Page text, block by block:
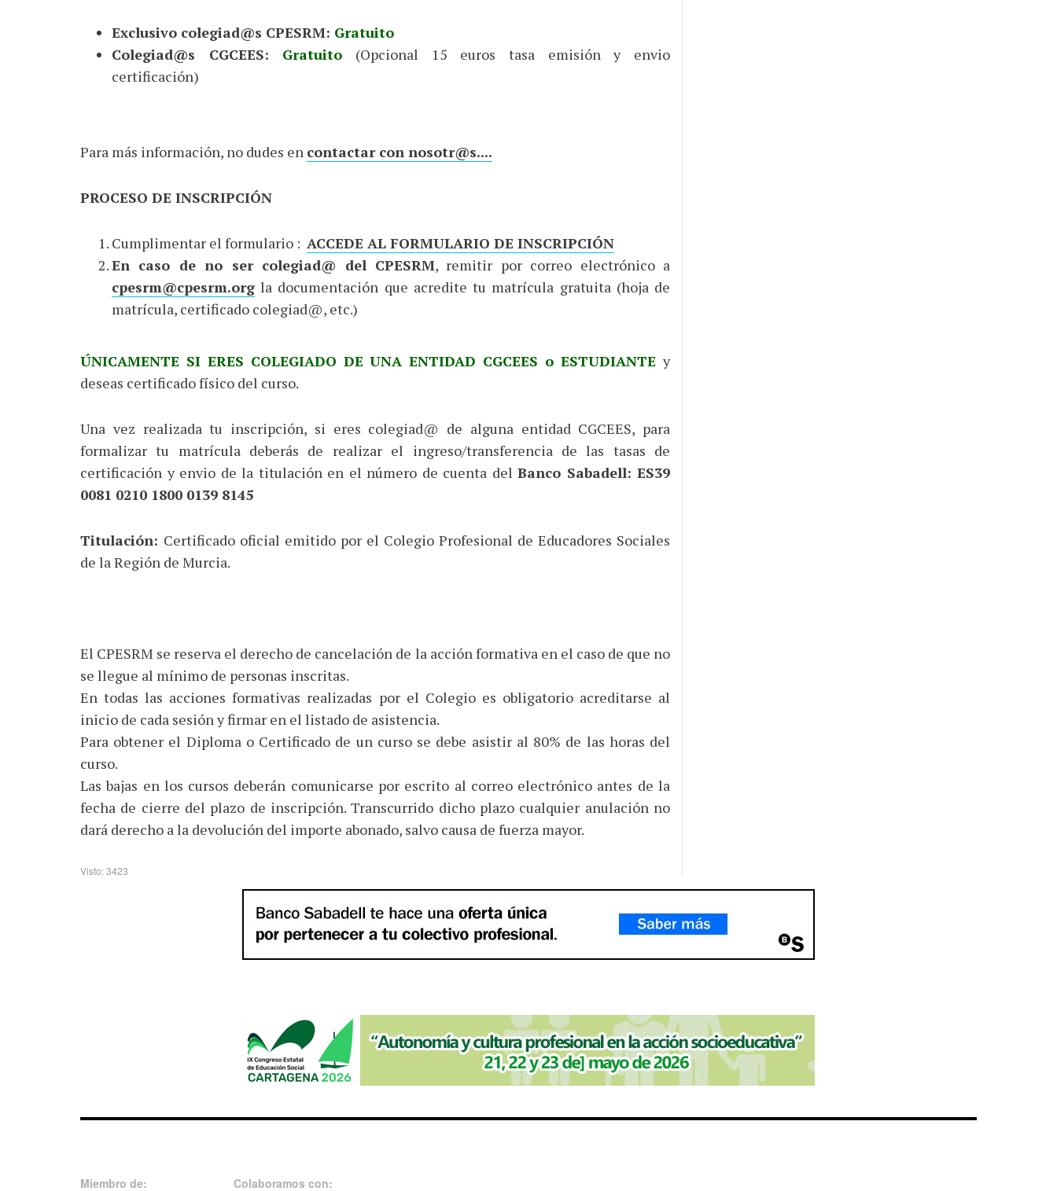
Exclusivo colegiad@s CPESRM: Gratuito
Colegiad@s CGCEES: Gratuito (Opcional 15 euros tasa emisión y envio
certificación)
Para más información, no dudes en contactar con nosotr@s....
PROCESO DE INSCRIPCIÓN
Cumplimentar el formulario : ACCEDE AL FORMULARIO DE INSCRIPCIÓN
En caso de no ser colegiad@ del CPESRM, remitir por correo electrónico a
cpesrm@cpesrm.org la documentación que acredite tu matrícula gratuita (hoja de
matrícula, certificado colegiad@, etc.)
ÚNICAMENTE SI ERES COLEGIADO DE UNA ENTIDAD CGCEES o ESTUDIANTE y
deseas certificado físico del curso.
Una vez realizada tu inscripción, si eres colegiad@ de alguna entidad CGCEES, para
formalizar tu matrícula deberás de realizar el ingreso/transferencia de las tasas de
certificación y envio de la titulación en el número de cuenta del Banco Sabadell: ES39
0081 0210 1800 0139 8145
Titulación: Certificado oficial emitido por el Colegio Profesional de Educadores Sociales
de la Región de Murcia.
El CPESRM se reserva el derecho de cancelación de la acción formativa en el caso de que no
se llegue al mínimo de personas inscritas.
En todas las acciones formativas realizadas por el Colegio es obligatorio acreditarse al
inicio de cada sesión y firmar en el listado de asistencia.
Para obtener el Diploma o Certificado de un curso se debe asistir al 80% de las horas del
curso.
Las bajas en los cursos deberán comunicarse por escrito al correo electrónico antes de la
fecha de cierre del plazo de inscripción. Transcurrido dicho plazo cualquier anulación no
dará derecho a la devolución del importe abonado, salvo causa de fuerza mayor.
Visto: 3423
Miembro de: Colaboramos con: